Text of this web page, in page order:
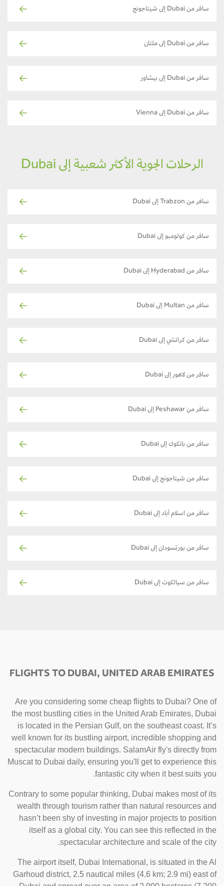
سافر من Dubai إلى شيتاجونج
سافر من Dubai إلى ملتان
سافر من Dubai إلى بيشاور
سافر من Dubai إلى Vienna
الرحلات الجوية الأكثر شعبية إلى Dubai
سافر من Trabzon إلى Dubai
سافر من كولومبو إلى Dubai
سافر من Hyderabad إلى Dubai
سافر من Multan إلى Dubai
سافر من كراتشي إلى Dubai
سافر من لاهور إلى Dubai
سافر من Peshawar إلى Dubai
سافر من بانكوك إلى Dubai
سافر من شيتاجونج إلى Dubai
سافر من اسلام آباد إلى Dubai
سافر من بورتسودان إلى Dubai
سافر من سيالكوت إلى Dubai
FLIGHTS TO DUBAI, UNITED ARAB EMIRATES
Are you considering some cheap flights to Dubai? One of
the most bustling cities in the United Arab Emirates, Dubai
is located in the Persian Gulf, on the southeast coast. It’s
well known for its bustling airport, incredible shopping and
spectacular modern buildings. SalamAir fly's directly from
Muscat to Dubai daily, ensuring you'll get to experience this
fantastic city when it best suits you.
Contrary to some popular thinking, Dubai makes most of its
wealth through tourism rather than natural resources and
hasn’t been shy of investing in major projects to position
itself as a global city. You can see this reflected in the
spectacular architecture and scale of the city.
The airport itself, Dubai International, is situated in the Al
Garhoud district, 2.5 nautical miles (4.6 km; 2.9 mi) east of